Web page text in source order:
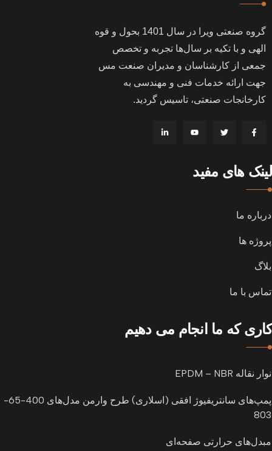
گروه صنعتی ویرا در سال
بحول و قوه
الهی و با تکیه بر سال‌ها تجربه و تخصص
جمعی از کارشناسان و مدیران صنعت مس
جهت ارائه خدمات فنی و مهندسی به
کارخانجات صنعتی، تاسیس گردید.
لینک های مفید
درباره ما
پروژه ها
بلاگ
تماس با ما
کاری که ما انجام می دهیم
نوار نقاله EPDM – NBR
پمپ‌های سانتریفیوژ افقی (اسلاری) طرح وارمن مدل‌های 400-65-
803
مبدل‌های حرارتی صفحه‌ای